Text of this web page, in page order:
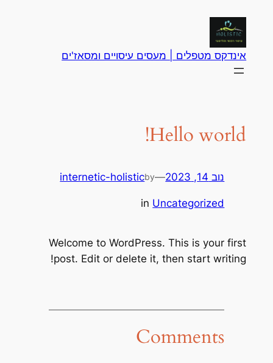
אינדקס מטפלים | מעסים עיסויים ומסאז'ים
Hello world!
נוב 14, 2023 —
by
internetic-holistic
in Uncategorized
Welcome to WordPress. This is your first
post. Edit or delete it, then start writing!
Comments